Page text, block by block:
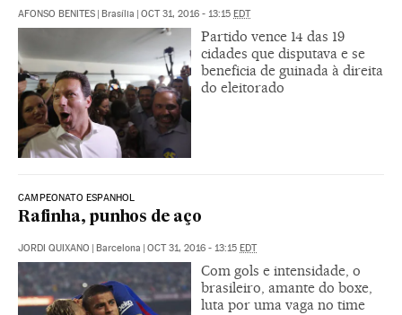
AFONSO BENITES | Brasília | OCT 31, 2016 - 13:15 EDT
Partido vence 14 das 19
cidades que disputava e se
beneficia de guinada à direita
do eleitorado
CAMPEONATO ESPANHOL
Rafinha, punhos de aço
JORDI QUIXANO | Barcelona | OCT 31, 2016 - 13:15 EDT
Com gols e intensidade, o
brasileiro, amante do boxe,
luta por uma vaga no time